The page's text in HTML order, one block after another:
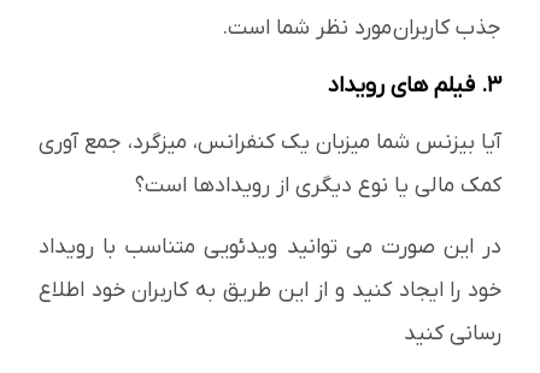
جذب کاربران مورد نظر شما است.
3. فیلم های رویداد
آیا بیزنس شما میزبان یک کنفرانس، میزگرد، جمع آوری
کمک مالی یا نوع دیگری از رویدادها است؟
در این صورت می توانید ویدئویی متناسب با رویداد
خود را ایجاد کنید و از این طریق به کاربران خود اطلاع
رسانی کنید